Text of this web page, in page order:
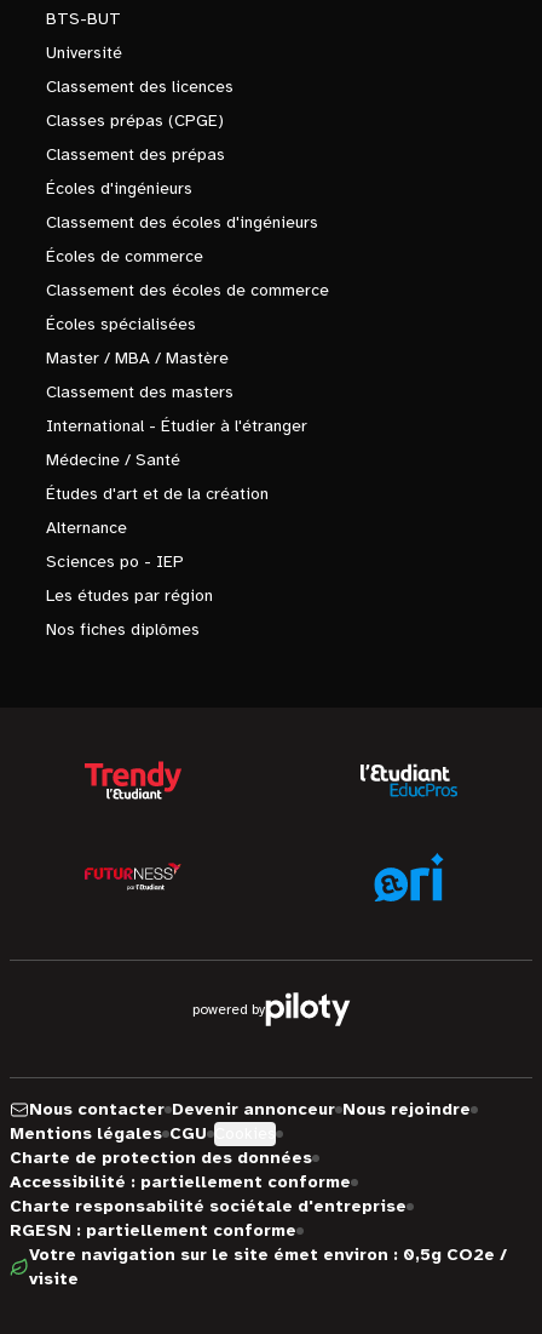
BTS-BUT
Université
Classement des licences
Classes prépas (CPGE)
Classement des prépas
Écoles d'ingénieurs
Classement des écoles d'ingénieurs
Écoles de commerce
Classement des écoles de commerce
Écoles spécialisées
Master / MBA / Mastère
Classement des masters
International - Étudier à l'étranger
Médecine / Santé
Études d'art et de la création
Alternance
Sciences po - IEP
Les études par région
Nos fiches diplômes
powered by
Nous contacter Devenir annonceur Nous rejoindre
Mentions légales CGU
Charte de protection des données
Accessibilité : partiellement conforme
Charte responsabilité sociétale d'entreprise
RGESN : partiellement conforme
Votre navigation sur le site émet environ : 0,5g CO2e /
visite